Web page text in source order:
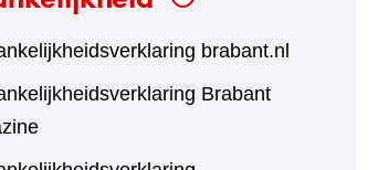
brabant.nl
Brabant